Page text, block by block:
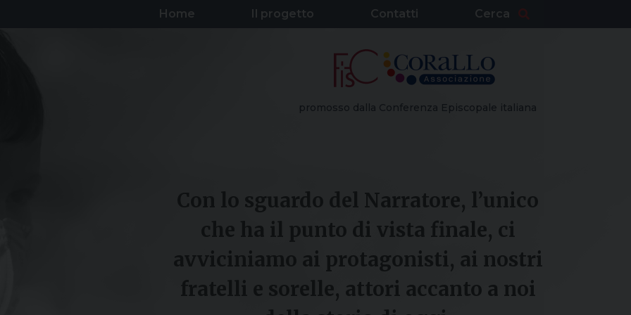
Home Il progetto Contatti Cerca
promosso dalla Conferenza Episcopale italiana
Con lo sguardo del Narratore, l’unico
che ha il punto di vista finale, ci
avviciniamo ai protagonisti, ai nostri
fratelli e sorelle, attori accanto a noi